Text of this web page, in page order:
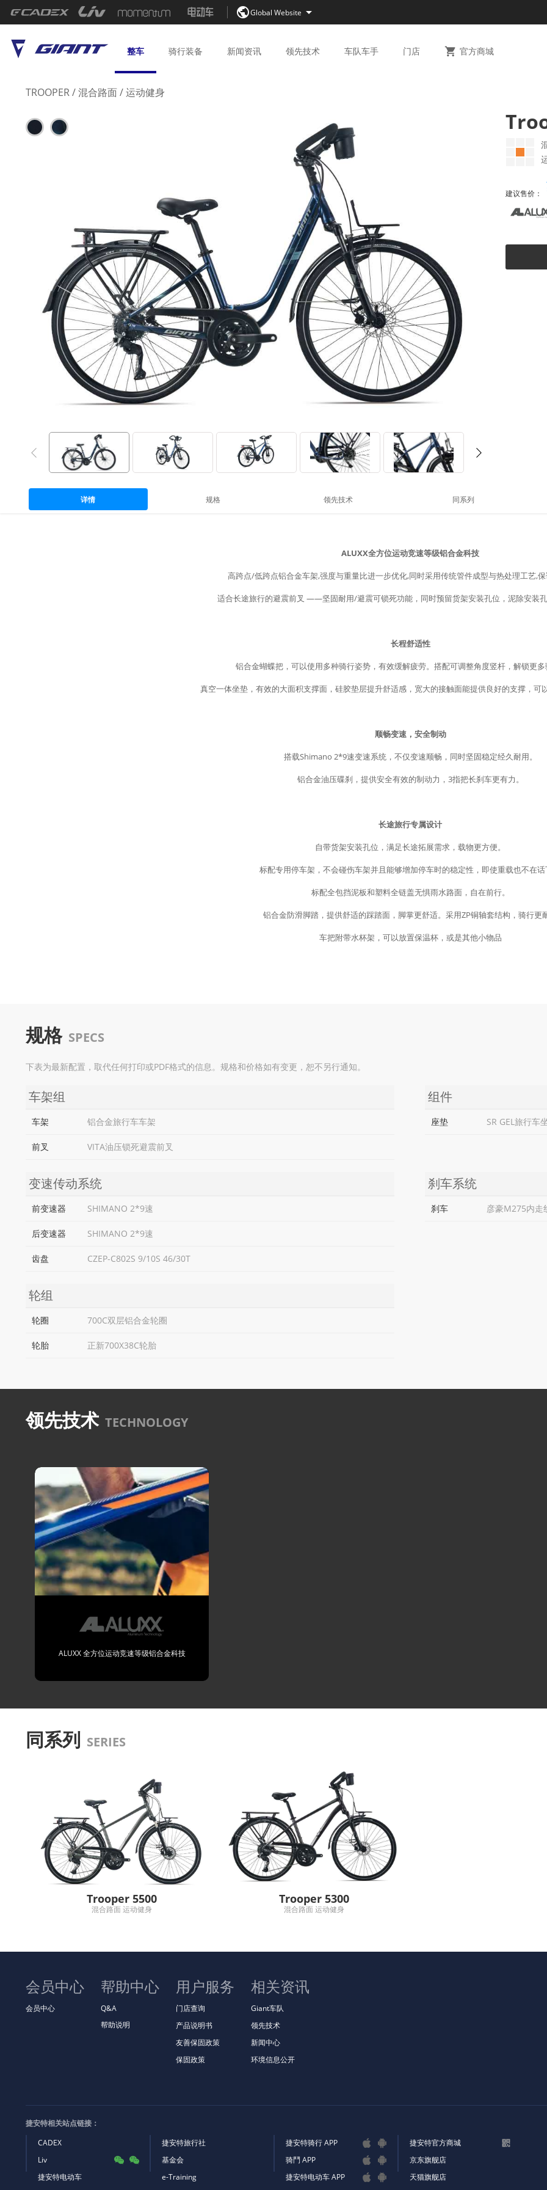
Global Website 
整车 骑行装备 新闻资讯 领先技术 车队车手 门店  官方商城
TROOPER/混合路面/运动健身
建议售价：
详情 规格 领先技术 同系列
ALUXX全方位运动竞速等级铝合金科技
高跨点/低跨点铝合金车架,强度与重量比进一步优化,同时采用传统管件成型与热处理工艺,保
适合长途旅行的避震前叉 ——坚固耐用/避震可锁死功能，同时预留货架安装孔位，泥除安装孔
长程舒适性
铝合金蝴蝶把，可以使用多种骑行姿势，有效缓解疲劳。搭配可调整角度竖杆，解锁更多
真空一体坐垫，有效的大面积支撑面，硅胶垫层提升舒适感，宽大的接触面能提供良好的支撑，可
顺畅变速，安全制动
搭载Shimano 2*9速变速系统，不仅变速顺畅，同时坚固稳定经久耐用。
铝合金油压碟刹，提供安全有效的制动力，3指把长刹车更有力。
长途旅行专属设计
自带货架安装孔位，满足长途拓展需求，载物更方便。
标配专用停车架，不会碰伤车架并且能够增加停车时的稳定性，即使重载也不在话
标配全包挡泥板和塑料全链盖无惧雨水路面，自在前行。
铝合金防滑脚踏，提供舒适的踩踏面，脚掌更舒适。采用ZP铜轴套结构，骑行更
车把附带水杯架，可以放置保温杯，或是其他小物品
规格 SPECS
下表为最新配置，取代任何打印或PDF格式的信息。规格和价格如有变更，恕不另行通知。
车架组
车架 铝合金旅行车车架
前叉 VITA油压锁死避震前叉
组件
座垫 SR GEL旅行车
变速传动系统
前变速器 SHIMANO 2*9速
后变速器 SHIMANO 2*9速
齿盘 CZEP-C802S 9/10S 46/30T
刹车系统
刹车 彦豪M275内走
轮组
轮圈 700C双层铝合金轮圈
轮胎 正新700X38C轮胎
领先技术 TECHNOLOGY
ALUXX 全方位运动竞速等级铝合金科技
同系列 SERIES
Trooper 5500
混合路面 运动健身
Trooper 5300
混合路面 运动健身
会员中心
会员中心
帮助中心
Q&A
帮助说明
用户服务
门店查询
产品说明书
友善保固政策
保固政策
相关资讯
Giant车队
领先技术
新闻中心
环境信息公开
捷安特相关站点链接：
CADEX
Liv
 
捷安特电动车
捷安特旅行社
基金会
e-Training
捷安特骑行 APP  
骑鬥 APP  
捷安特电动车 APP  
捷安特官方商城 
京东旗舰店
天猫旗舰店